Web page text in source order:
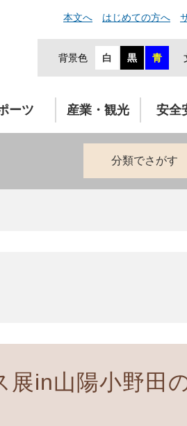
本文へ はじめての方へ
背景色 白 黒 青
ーツ 産業・観光 安全
分類でさがす
展in山陽小野田